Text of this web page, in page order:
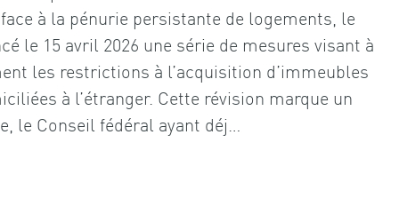
à la pénurie persistante de logements, le
le 15 avril 2026 une série de mesures visant à
les restrictions à l’acquisition d’immeubles
à l’étranger. Cette révision marque un
le Conseil fédéral ayant déj…